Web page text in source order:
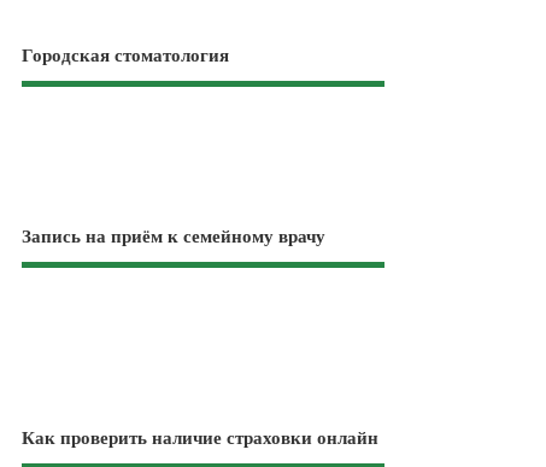
Городская стоматология
Запись на приём к семейному врачу
Как проверить наличие страховки онлайн